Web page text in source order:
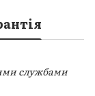
службами